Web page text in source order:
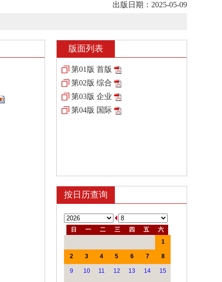
出版日期：2025-05-09
版面列表
第01版 首版
第02版 综合
第03版 企业
第04版 国际
按日历查询
日 一 二 三 四 五
六
1
2 3 4 5 6 7 8
9 10 11 12 13 14 15